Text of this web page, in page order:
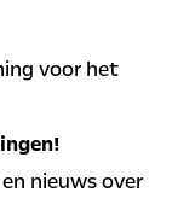
voor het
nieuws over